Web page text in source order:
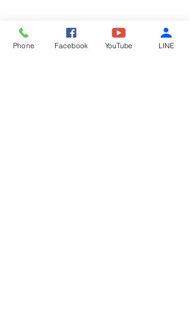
Phone Facebook YouTube LINE